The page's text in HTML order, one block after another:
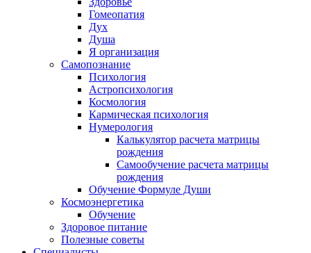
Гомеопатия
Дух
Душа
Я организация
Самопознание
Психология
Астропсихология
Космология
Кармическая психология
Нумерология
Калькулятор расчета матрицы
рождения
Самообучение расчета матрицы
рождения
Обучение Формуле Души
Космоэнергетика
Обучение
Здоровое питание
Полезные советы